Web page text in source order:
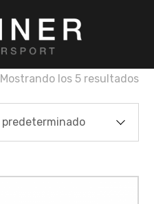
Mostrando los 5 resultados